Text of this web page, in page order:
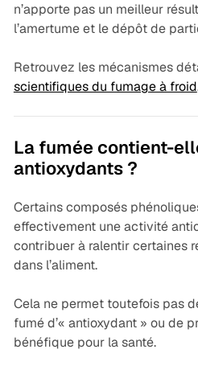
n’apporte pas un meilleur
l’amertume et le dépôt de
Retrouvez les mécanismes
scientifiques du fumage à froid
La fumée contient-
antioxydants ?
Certains composés
effectivement une activité
contribuer à ralentir certaines
dans l’aliment.
Cela ne permet toutefois pas
fumé d’« antioxydant » ou de
bénéfique pour la santé.